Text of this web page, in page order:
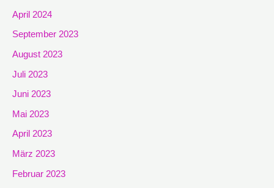
April 2024
September 2023
August 2023
Juli 2023
Juni 2023
Mai 2023
April 2023
März 2023
Februar 2023